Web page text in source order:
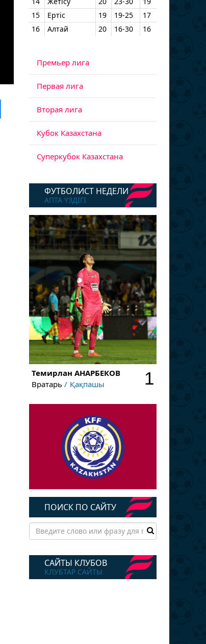
15
Ертіс 19 19-25
17
16
Алтай 20 16-30 16
Премьер лига
Первая лига
Вторая лига
Кубок Казахстана
Суперкубок Казахстана
ФУТБОЛИСТ НЕДЕЛИ
АПТА ҮЗДІГІ
Темирлан АНАРБЕКОВ
Вратарь
Қақпашы 1
ПОИСК ПО САЙТУ
САЙТЫ КЛУБОВ
КЛУБТАР САЙТЫ